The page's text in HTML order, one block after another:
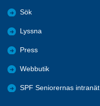
Sök
Lyssna
Press
Webbutik
SPF Seniorernas intranät